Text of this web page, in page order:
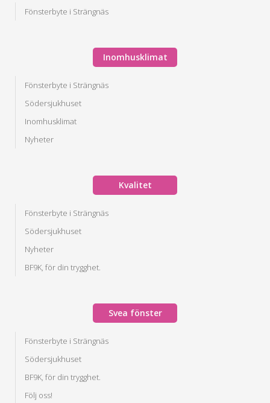
Fönsterbyte i Strängnäs
Inomhusklimat
Fönsterbyte i Strängnäs
Södersjukhuset
Inomhusklimat
Nyheter
Kvalitet
Fönsterbyte i Strängnäs
Södersjukhuset
Nyheter
BF9K, för din trygghet.
Svea fönster
Fönsterbyte i Strängnäs
Södersjukhuset
BF9K, för din trygghet.
Följ oss!